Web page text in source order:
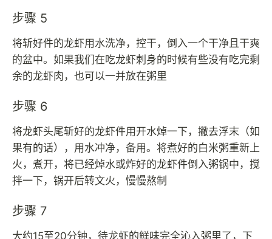
步骤 5
将斩好件的龙虾用水洗净，控干，倒入一个干净且干爽
的盆中。如果我们在吃龙虾刺身的时候有些没有吃完剩
余的龙虾肉，也可以一并放在粥里
步骤 6
将龙虾头尾斩好的龙虾件用开水焯一下，撇去浮末（如
果有的话），用水冲净，备用。将煮好的白米粥重新上
火，煮开，将已经焯水或炸好的龙虾件倒入粥锅中，搅
拌一下，锅开后转文火，慢慢熬制
步骤 7
大约15至20分钟，待龙虾的鲜味完全沁入粥里了，下